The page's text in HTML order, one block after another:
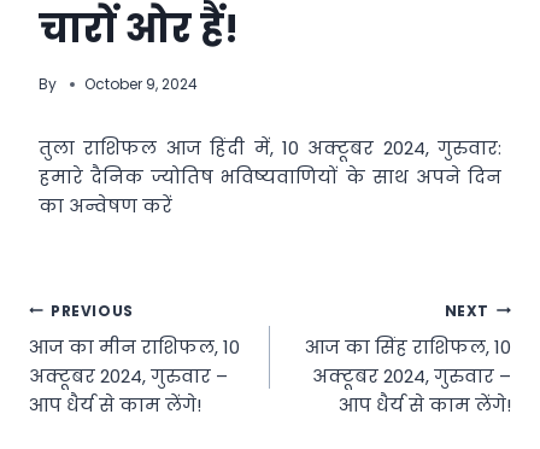
चारों ओर हैं!
By October 9, 2024
तुला राशिफल आज हिंदी में, 10 अक्टूबर 2024, गुरुवार:
हमारे दैनिक ज्योतिष भविष्यवाणियों के साथ अपने दिन
का अन्वेषण करें
Post
navigation
PREVIOUS
आज का मीन राशिफल, 10
अक्टूबर 2024, गुरुवार –
आप धैर्य से काम लेंगे!
NEXT
आज का सिंह राशिफल, 10
अक्टूबर 2024, गुरुवार –
आप धैर्य से काम लेंगे!